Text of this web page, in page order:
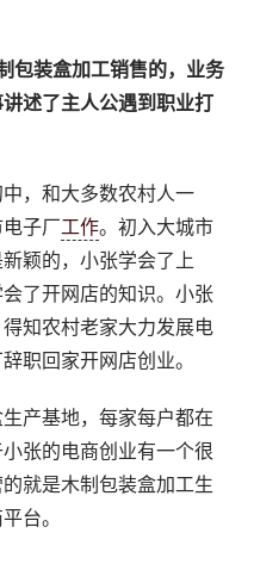
包装盒加工销售的，业务
述了主人公遇到职业打
，和大多数农村人一
子厂工作。初入大城市
颖的，小张学会了上
了开网店的知识。小张
知农村老家大力发展电
职回家开网店创业。
产基地，每家每户都在
张的电商创业有一个很
就是木制包装盒加工生
台。